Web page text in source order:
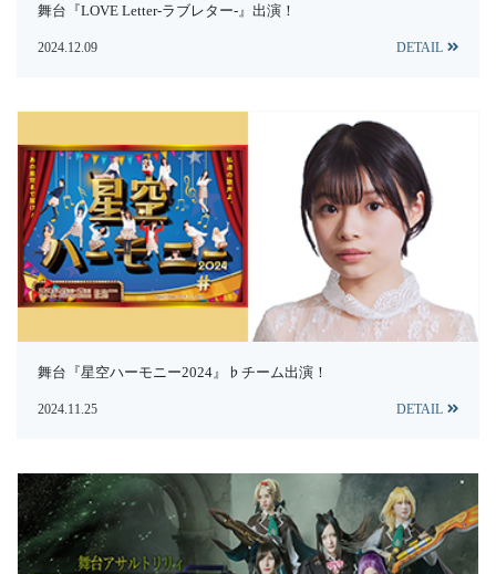
舞台『LOVE Letter-ラブレター-』出演！
2024.12.09 DETAIL
舞台『星空ハーモニー2024』♭チーム出演！
2024.11.25 DETAIL